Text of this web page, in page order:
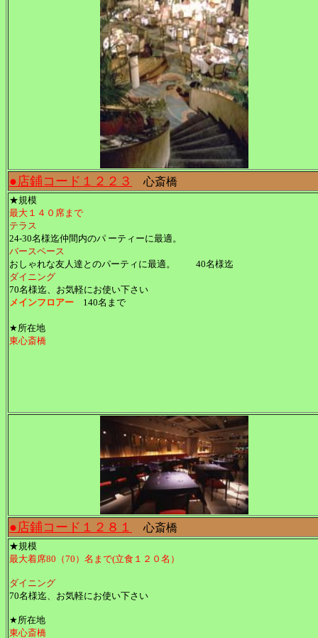
●店鋪コード１２２３ 心斎橋
★規模
最大１４０席まで
テラス
24-30名様迄仲間内のパ ーティーに最適。
バースペース
おしゃれな友人達とのパーティに最適。 40名様迄
ダイニング
70名様迄、お気軽にお使い下さい
メインフロアー 140名まで
★所在地
東心斎橋
●店鋪コード１２８１ 心斎橋
★規模
最大着席80（70）名まで(立食１２０名）
ダイニング
70名様迄、お気軽にお使い下さい
★所在地
東心斎橋